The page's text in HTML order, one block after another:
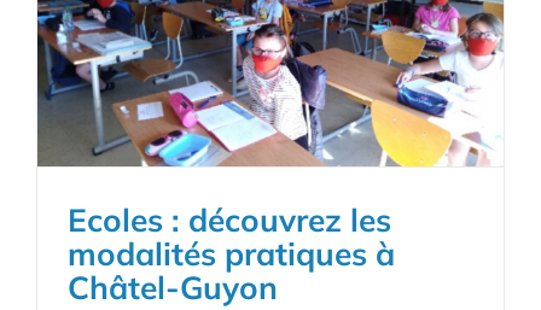
Ecoles : découvrez les
modalités pratiques à
Châtel-Guyon